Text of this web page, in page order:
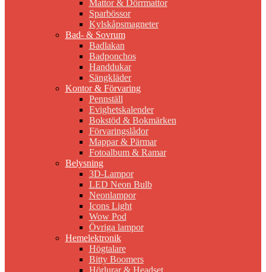
Mattor & Dörrmattor
Sparbössor
Kylskåpsmagneter
Bad- & Sovrum
Badlakan
Badponchos
Handdukar
Sängkläder
Kontor & Förvaring
Pennställ
Evighetskalender
Bokstöd & Bokmärken
Förvaringslådor
Mappar & Pärmar
Fotoalbum & Ramar
Belysning
3D-Lampor
LED Neon Bulb
Neonlampor
Icons Light
Wow Pod
Övriga lampor
Hemelektronik
Högtalare
Bitty Boomers